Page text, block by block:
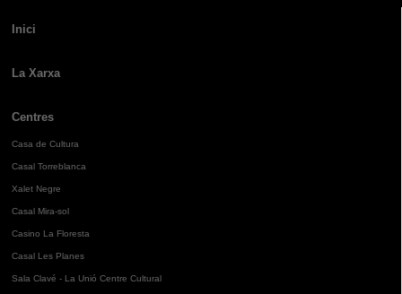
Inici
La Xarxa
Centres
Casa de Cultura
Casal Torreblanca
Xalet Negre
Casal Mira-sol
Casino La Floresta
Casal Les Planes
Sala Clavé - La Unió Centre Cultural